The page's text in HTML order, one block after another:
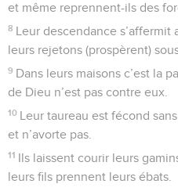
et même reprennent-ils des
8 Leur descendance
leurs rejetons (prospèrent)
9 Dans leurs maisons c’est la
de Dieu n’est pas contre eux.
10 Leur taureau est fécond
et n’avorte pas.
11 Ils laissent courir leurs
leurs fils prennent leurs ébats.